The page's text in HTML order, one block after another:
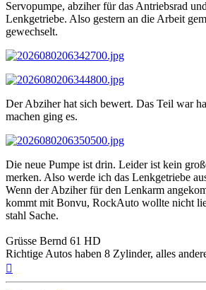
Servopumpe, abziher für das Antriebsrad
Lenkgetriebe. Also gestern an die Arbeit
gewechselt.
Der Abziher hat sich bewert. Das Teil war
machen ging es.
Die neue Pumpe ist drin. Leider ist kein
merken. Also werde ich das Lenkgetriebe
Wenn der Abziher für den Lenkarm
kommt mit Bonvu, RockAuto wollte nicht
stahl Sache.
Grüsse Bernd 61 HD
Richtige Autos haben 8 Zylinder, alles